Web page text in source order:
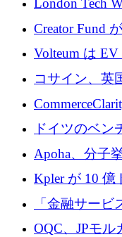
London Tech
ノロジーがヨ
来を形作る場所
Creator Fund
するために
Volteum は
供給するため
コサイン、英
で業界の支援
ドイツのベン
スタートアッ
の資本シフト
Apoha、分子
リジェンス」
かけてステル
Kpler が 10 億
Contentful を
ンを開始
「金融サー
いる」と「欧
OQC、JPモ